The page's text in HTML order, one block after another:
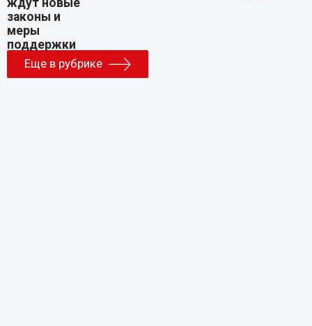
Еще в рубрике